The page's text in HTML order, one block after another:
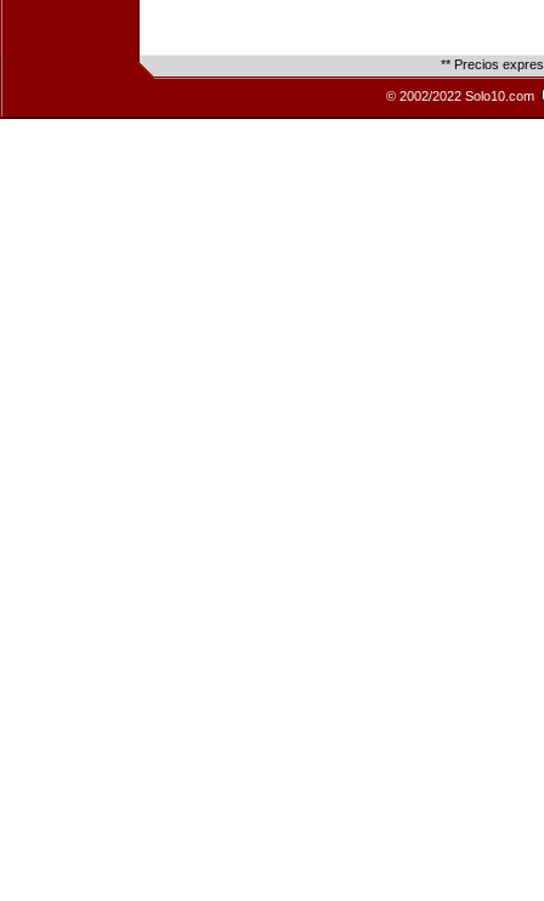
** Precios
© 2002/2022 Solo10.com